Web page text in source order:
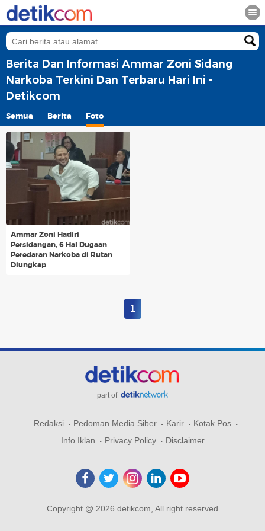
Berita Dan Informasi Ammar Zoni Sidang
Narkoba Terkini Dan Terbaru Hari Ini -
Detikcom
Semua Berita Foto
Ammar Zoni Hadiri
Persidangan, 6 Hal Dugaan
Peredaran Narkoba di Rutan
Diungkap
1
part of
Redaksi Pedoman Media Siber Karir
Kotak Pos
Info Iklan
Privacy Policy Disclaimer
Copyright @ 2026 detikcom, All right reserved